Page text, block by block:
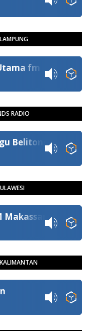
fm
RADIO
Belitong
Makassar